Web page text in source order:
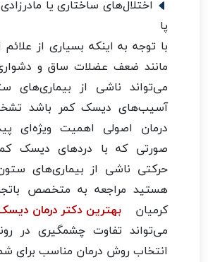
اختلال‌های ساختاری یا
پا
با توجه به اینکه بسیاری از
مانند ضعف عضلات ساق و
می‌تواند ناشی از بیماری‌های
آسیب‌های دیسک کمر باشد
درمان اصولی اهمیت ویژه‌ای
صورتی که با دردهای دیسک
حرکتی ناشی از بیماری‌های
هستید مراجعه به متخصص
کرمیان بهترین دکتر درمان
می‌تواند تفاوت چشمگیری در
انتخاب روش درمان مناسب برای